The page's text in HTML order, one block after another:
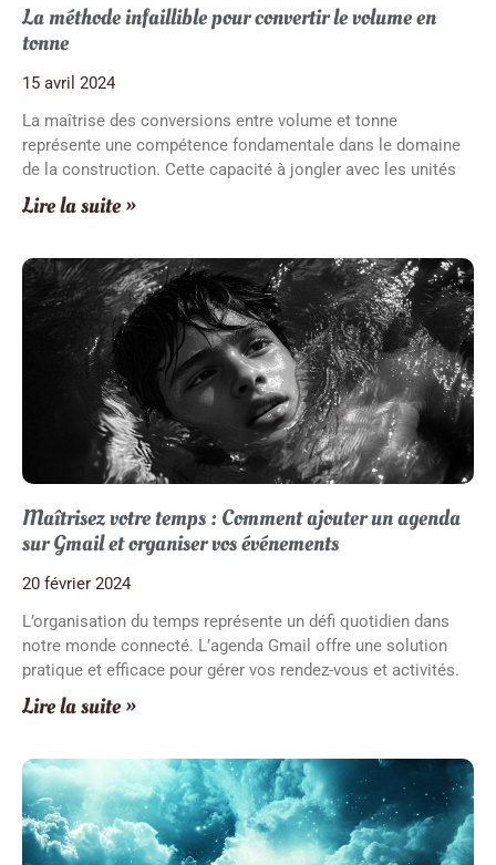
La méthode infaillible pour convertir le volume en
tonne
15 avril 2024
La maîtrise des conversions entre volume et tonne
représente une compétence fondamentale dans le domaine
de la construction. Cette capacité à jongler avec les unités
Lire la suite »
Maîtrisez votre temps : Comment ajouter un agenda
sur Gmail et organiser vos événements
20 février 2024
L’organisation du temps représente un défi quotidien dans
notre monde connecté. L’agenda Gmail offre une solution
pratique et efficace pour gérer vos rendez-vous et activités.
Lire la suite »